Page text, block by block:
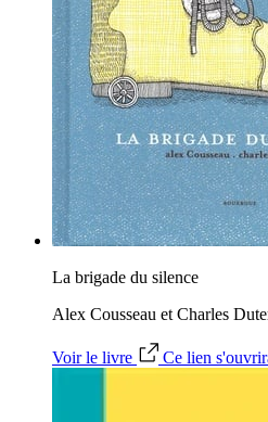
La brigade du silence
Alex Cousseau et Charles
Voir le livre Ce lien